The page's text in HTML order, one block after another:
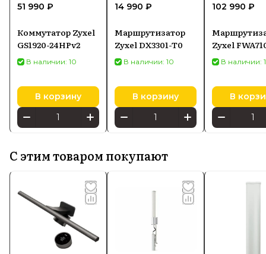
51 990 ₽
Коммутатор Zyxel
GS1920-24HPv2
В наличии: 10
В корзину
14 990 ₽
Маршрутизатор
Zyxel DX3301-T0
В наличии: 10
В корзину
102 990 ₽
Zyxel
В наличии:
В
С этим товаром покупают